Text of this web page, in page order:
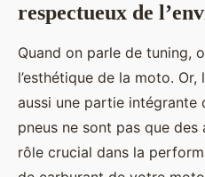
respectueux de
Quand on parle de tuning,
l’esthétique de la moto.
aussi une partie intégrante
pneus ne sont pas que
rôle crucial dans la